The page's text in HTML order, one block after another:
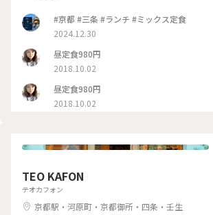
#京都 #三条 #ランチ #ミックス定食
2024.12.30
昼定食980円
2018.10.02
昼定食980円
2018.10.02
TEO KAFON
テオカフォン
京都駅・河原町・京都御所・四条・壬生